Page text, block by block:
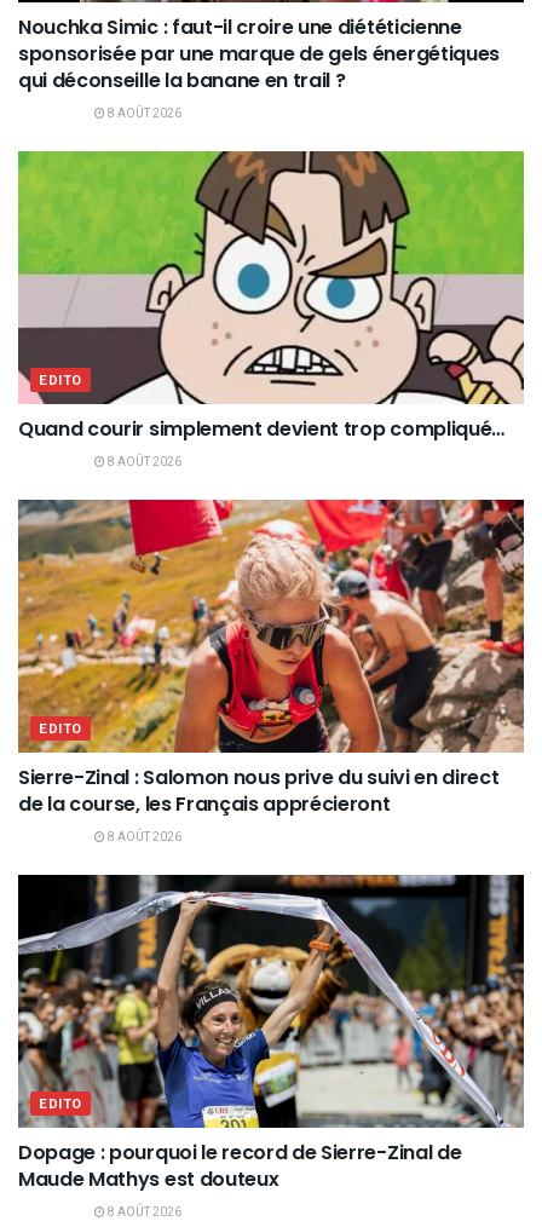
Nouchka Simic : faut-il croire une diététicienne
sponsorisée par une marque de gels énergétiques
qui déconseille la banane en trail ?
8 AOÛT 2026
EDITO
Quand courir simplement devient trop compliqué…
8 AOÛT 2026
EDITO
Sierre-Zinal : Salomon nous prive du suivi en direct
de la course, les Français apprécieront
8 AOÛT 2026
EDITO
Dopage : pourquoi le record de Sierre-Zinal de
Maude Mathys est douteux
8 AOÛT 2026